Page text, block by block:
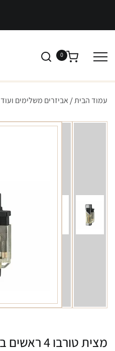
0
עמוד הבית/ אביזרים משלימים ועוד
מצית טורבו 4 ראשים בריקו חדש